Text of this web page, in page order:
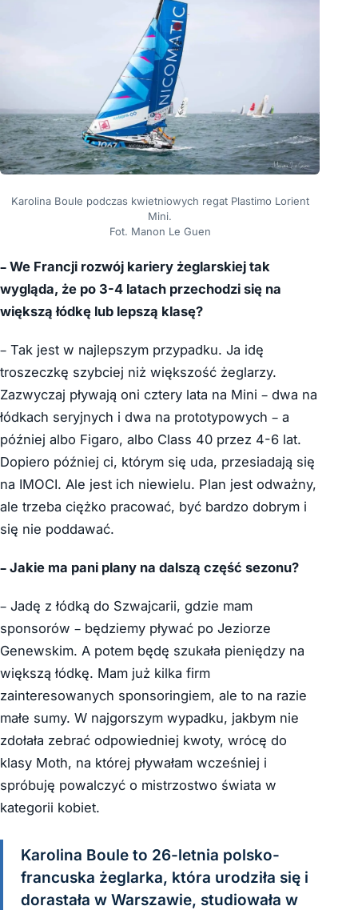
Karolina Boule podczas kwietniowych regat Plastimo Lorient
Mini.
Fot. Manon Le Guen
– We Francji rozwój kariery żeglarskiej tak
wygląda, że po 3-4 latach przechodzi się na
większą łódkę lub lepszą klasę?
– Tak jest w najlepszym przypadku. Ja idę
troszeczkę szybciej niż większość żeglarzy.
Zazwyczaj pływają oni cztery lata na Mini – dwa na
łódkach seryjnych i dwa na prototypowych – a
później albo Figaro, albo Class 40 przez 4-6 lat.
Dopiero później ci, którym się uda, przesiadają się
na IMOCI. Ale jest ich niewielu. Plan jest odważny,
ale trzeba ciężko pracować, być bardzo dobrym i
się nie poddawać.
– Jakie ma pani plany na dalszą część sezonu?
– Jadę z łódką do Szwajcarii, gdzie mam
sponsorów – będziemy pływać po Jeziorze
Genewskim. A potem będę szukała pieniędzy na
większą łódkę. Mam już kilka firm
zainteresowanych sponsoringiem, ale to na razie
małe sumy. W najgorszym wypadku, jakbym nie
zdołała zebrać odpowiedniej kwoty, wrócę do
klasy Moth, na której pływałam wcześniej i
spróbuję powalczyć o mistrzostwo świata w
kategorii kobiet.
Karolina Boule to 26-letnia polsko-
francuska żeglarka, która urodziła się i
dorastała w Warszawie, studiowała w